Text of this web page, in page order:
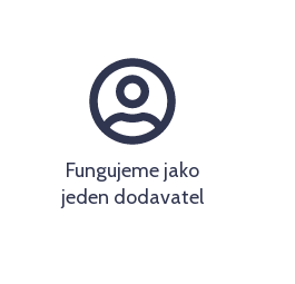
Fungujeme jako
jeden dodavatel